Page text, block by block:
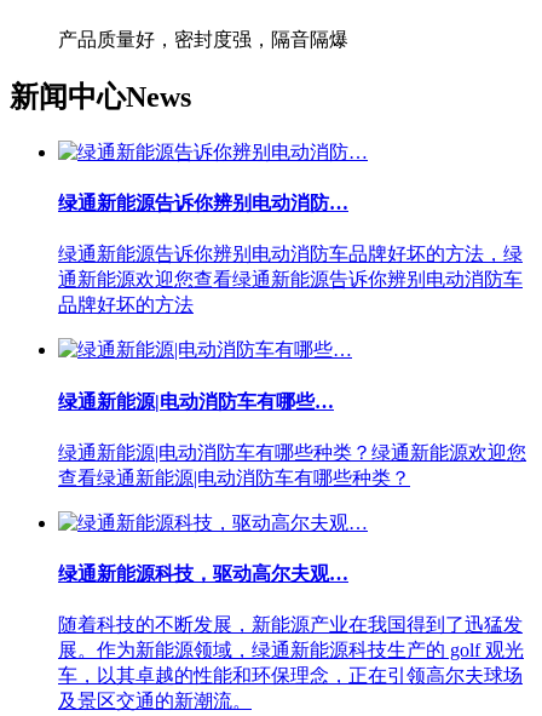
产品质量好，密封度强，隔音隔爆
新闻中心News
绿通新能源告诉你辨别电动消防…
绿通新能源告诉你辨别电动消防车品牌好坏的方法，绿
通新能源欢迎您查看绿通新能源告诉你辨别电动消防车
品牌好坏的方法
绿通新能源|电动消防车有哪些…
绿通新能源|电动消防车有哪些种类？绿通新能源欢迎您
查看绿通新能源|电动消防车有哪些种类？
绿通新能源科技，驱动高尔夫观…
随着科技的不断发展，新能源产业在我国得到了迅猛发
展。作为新能源领域，绿通新能源科技生产的 golf 观光
车，以其卓越的性能和环保理念，正在引领高尔夫球场
及景区交通的新潮流。